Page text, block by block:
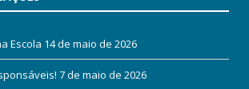
Escola 14 de maio de 2026
7 de maio de 2026